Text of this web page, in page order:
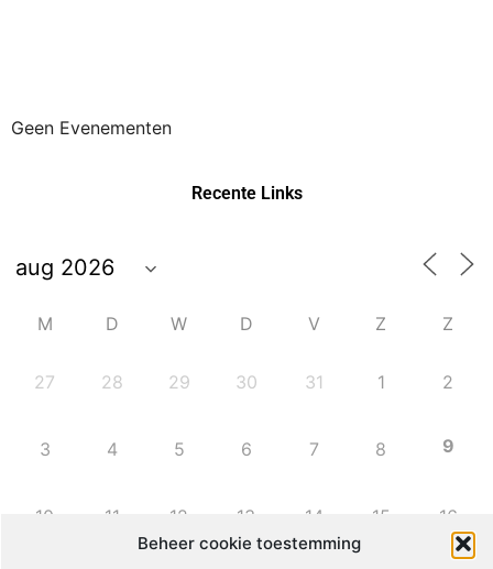
Beheer cookie toestemming
Geen Evenementen
Recente Links
M D W D V Z Z
27 28 29 30 31 1 2
3 4 5 6 7 8 9
10 11 12 13 14 15 16